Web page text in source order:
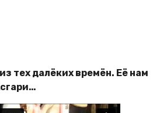
тех далёких времён. Её нам